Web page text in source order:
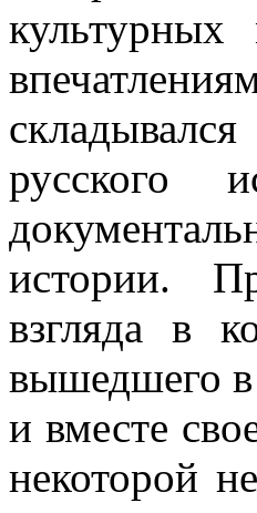
русского
истории.
взгляда в
вышедшего в
и вместе
некоторой